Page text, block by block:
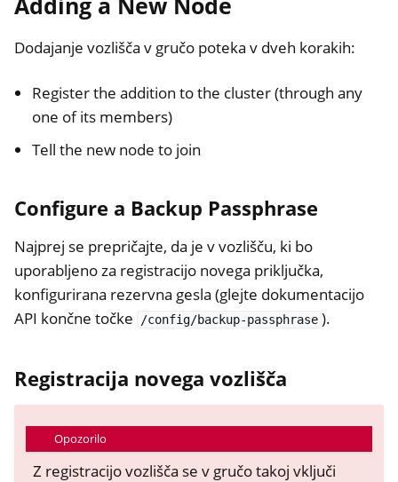
Dodajanje vozlišča v gručo poteka v dveh korakih:
Register the addition to the cluster (through any
one of its members)
Tell the new node to join
Configure a Backup Passphrase
Najprej se prepričajte, da je v vozlišču, ki bo
uporabljeno za registracijo novega priključka,
konfigurirana rezervna gesla (glejte dokumentacijo
API končne točke
/config/backup-passphrase ).
Registracija novega vozlišča
Opozorilo
Z registracijo vozlišča se v gručo takoj vključi